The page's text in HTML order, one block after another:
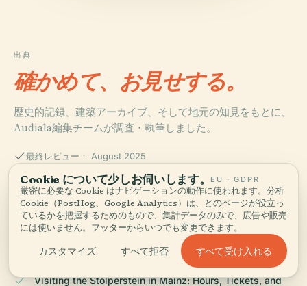
出典
確かめて、お見せする。
歴史的記録、建築アーカイブ、そして地元の知見をもとに、
Audiala編集チームが調査・執筆しました。
最終レビュー： August 2025
Visiting the Stolpersteine in Mainz: History,
Significance, and Visitor Information, 2023, Haus des
Erinnerns Mainz
Visiting the Stolperstein in Mainz: Hours, Tickets, and
Cookie について少しお伺いします。 EU · GDPR
厳密に必要な Cookie はナビゲーションの動作に使われます。分析
Cookie（PostHog、Google Analytics）は、どのページが役立っ
ているかを把握するためのもので、集計データのみで、広告や販売
には使いません。フッターからいつでも変更できます。
カスタマイズ すべて拒否 すべて受け入れる